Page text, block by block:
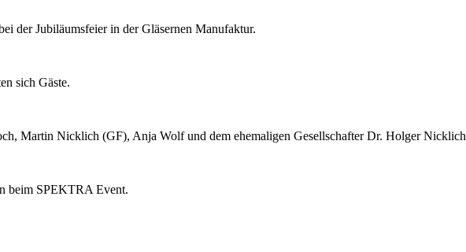
der Jubiläumsfeier in der Gläsernen Manufaktur.
sich Gäste.
Martin Nicklich (GF), Anja Wolf und dem ehemaligen Gesellschafter Dr. Holger Nicklich
beim SPEKTRA Event.